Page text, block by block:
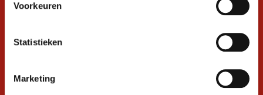
Voorkeuren
Statistieken
Marketing
Ontvang de nieuwste aanbiedingen en
promoties